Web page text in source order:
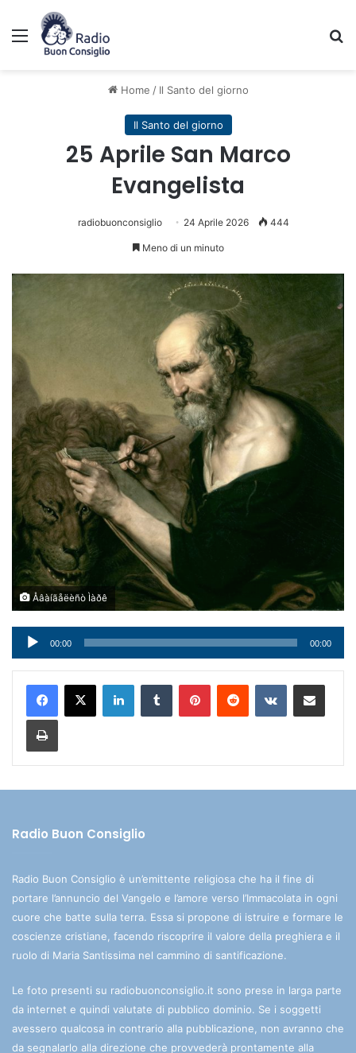
Menu
Home / Il Santo del giorno
Il Santo del giorno
25 Aprile San Marco
Evangelista
radiobuonconsiglio 24 Aprile 2026 444
Meno di un minuto
Åâàíãåëèñò Ìàðê
Audio
Player
00:00 00:00
Radio Buon Consiglio
Radio Buon Consiglio è un’emittente religiosa che ha il fine di
portare l’annuncio del Vangelo e l’amore verso l’Immacolata in ogni
cuore che batte sulla terra. Essa si propone di istruire e formare le
coscienze cristiane, facendo riscoprire il valore della preghiera e il
ruolo di Maria Santissima nel cammino di santificazione.
Le foto presenti su radiobuonconsiglio.it sono prese in larga parte
da internet e quindi valutate di pubblico dominio. Se i soggetti
avessero qualcosa in contrario alla pubblicazione, non avranno che
da segnalarlo alla direzione che provvederà prontamente alla